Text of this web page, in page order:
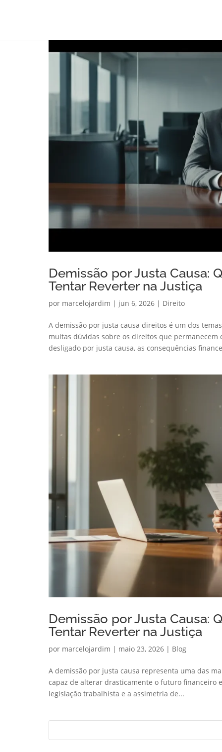
Demissão por Justa Causa:
Tentar Reverter na Justiça
por marcelojardim | jun 6, 2026 | Direito
A demissão por justa causa direitos é um dos
muitas dúvidas sobre os direitos que
desligado por justa causa, as consequências
Demissão por Justa Causa:
Tentar Reverter na Justiça
por marcelojardim | maio 23, 2026 | Blog
A demissão por justa causa representa uma das
capaz de alterar drasticamente o futuro financeiro
legislação trabalhista e a assimetria de...